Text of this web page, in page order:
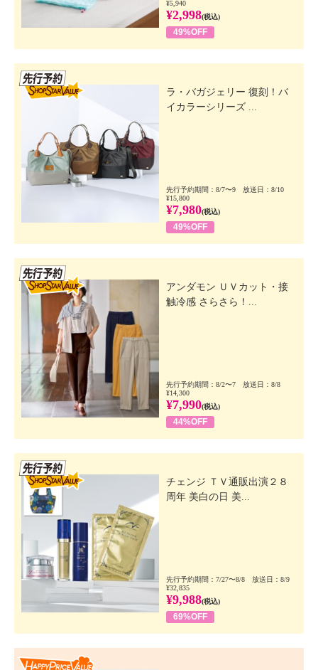
¥5,940
¥2,998(税込)
49%OFF
ラ・バガジェリー 復刻！バ
イカラーシリーズ ...
先行予約期間：8/7〜9 放送日：8/10
¥15,800
¥7,980(税込)
49%OFF
アンダモン ＵＶカット・接
触冷感 さらさら！...
先行予約期間：8/2〜7 放送日：8/8
¥14,300
¥7,990(税込)
44%OFF
チェンジ ＴＶ通販出演２８
周年 美白の日 美...
先行予約期間：7/27〜8/8 放送日：8/9
¥32,835
¥9,988(税込)
69%OFF